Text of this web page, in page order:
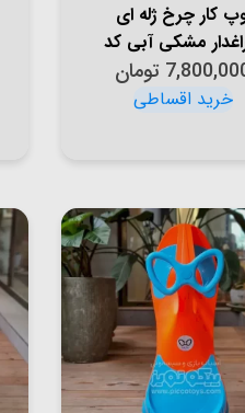
کار چرخ ژله ای
مشکی آبی کد
PCH1854تومان